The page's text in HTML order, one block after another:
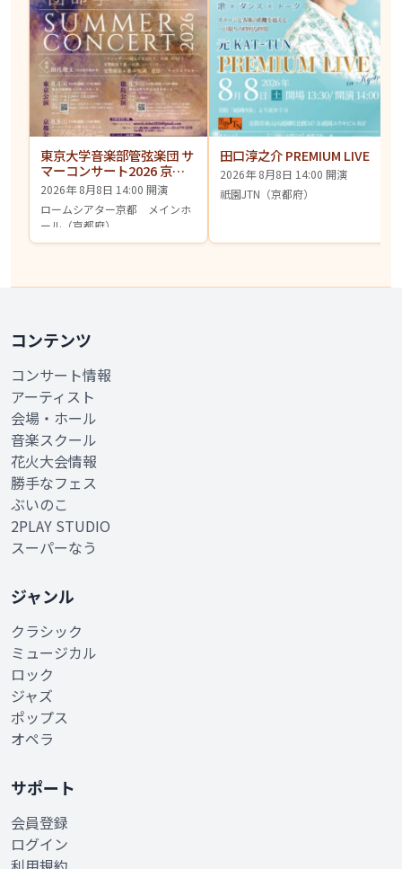
東京大学音楽部管弦楽団 サ
マーコンサート2026 京都
公演
2026年 8月8日 14:00 開演
ロームシアター京都 メインホ
ール（京都府）
田口淳之介 PREMIUM LIVE
2026年 8月8日 14:00 開演
祇園JTN（京都府）
コンテンツ
コンサート情報
アーティスト
会場・ホール
音楽スクール
花火大会情報
勝手なフェス
ぶいのこ
2PLAY STUDIO
スーパーなう
ジャンル
クラシック
ミュージカル
ロック
ジャズ
ポップス
オペラ
サポート
会員登録
ログイン